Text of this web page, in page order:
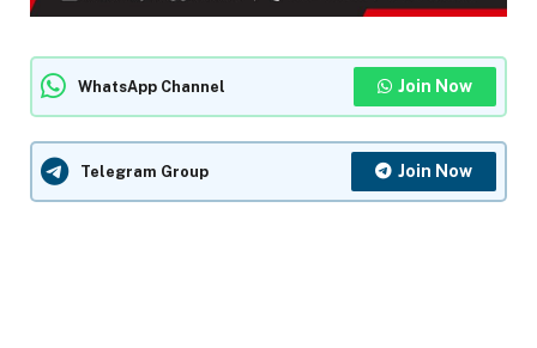
WhatsApp Channel Join Now
Telegram Group Join Now